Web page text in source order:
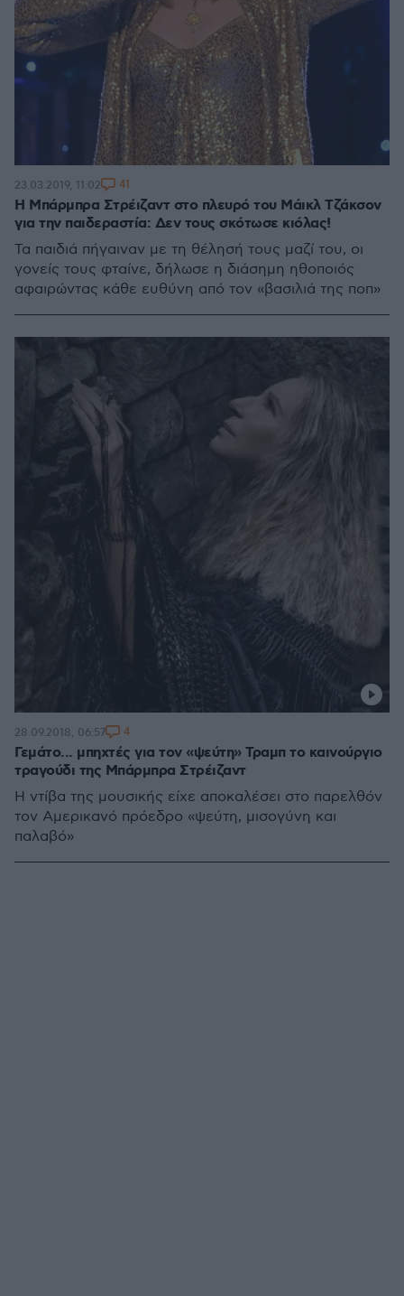
Η Μπάρμπρα Στρέιζαντ στο πλευρό του Μάικλ Τζάκσον
για την παιδεραστία: Δεν τους σκότωσε κιόλας!
Τα παιδιά πήγαιναν με τη θέλησή τους μαζί του, οι
γονείς τους φταίνε, δήλωσε η διάσημη ηθοποιός
αφαιρώντας κάθε ευθύνη από τον «βασιλιά της ποπ»
23.03.2019, 11:02 41
Γεμάτο... μπηχτές για τον «ψεύτη» Τραμπ το καινούργιο
τραγούδι της Μπάρμπρα Στρέιζαντ
Η ντίβα της μουσικής είχε αποκαλέσει στο παρελθόν
τον Αμερικανό πρόεδρο «ψεύτη, μισογύνη και
παλαβό»
28.09.2018, 06:57 4